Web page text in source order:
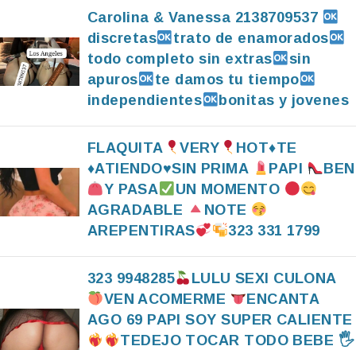
Carolina & Vanessa 2138709537
discretas
trato de enamorados
todo completo sin extras
sin
apuros
te damos tu tiempo
independientes
bonitas y jovenes
FLAQUITA VERY HOT♦️TE
♦️ATIENDO♥️SIN PRIMA PAPI
BEN
Y PASA
UN MOMENTO
AGRADABLE
NOTE
AREPENTIRAS
323 331 1799
323 9948285
LULU SEXI CULONA
VEN ACOMERME
ENCANTA
AGO 69 PAPI SOY SUPER CALIENTE
TEDEJO TOCAR TODO BEBE 🖐